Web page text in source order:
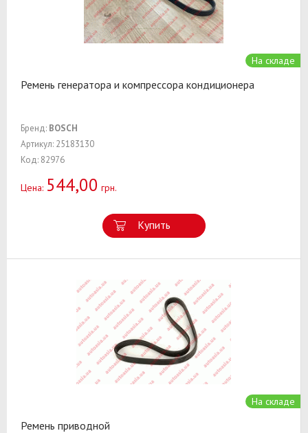
На складе
Ремень генератора и компрессора кондиционера
Бренд: BOSCH
Артикул: 25183130
Код: 82976
Цена: 544,00 грн.
Купить
На складе
Ремень приводной